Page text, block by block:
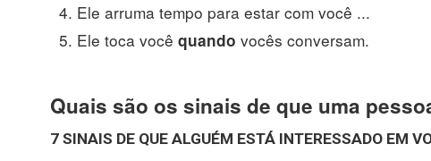
Ele arruma tempo para estar com você ...
Ele toca você quando vocês conversam.
Quais são os sinais de que uma
7 SINAIS DE QUE ALGUÉM ESTÁ INTERESSADO EM